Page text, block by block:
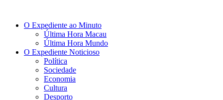
O Expediente ao Minuto
Última Hora Macau
Última Hora Mundo
O Expediente Noticioso
Política
Sociedade
Economia
Cultura
Desporto